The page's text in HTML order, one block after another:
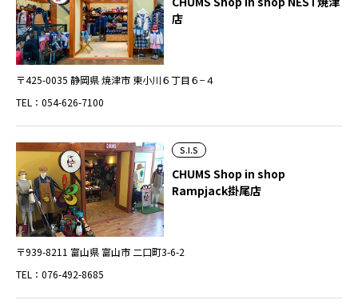
店
〒425-0035 静岡県 焼津市 東小川６丁目６−４
TEL：054-626-7100
S.I.S
CHUMS Shop in shop
Rampjack掛尾店
〒939-8211 富山県 富山市 二口町3-6-2
TEL：076-492-8685